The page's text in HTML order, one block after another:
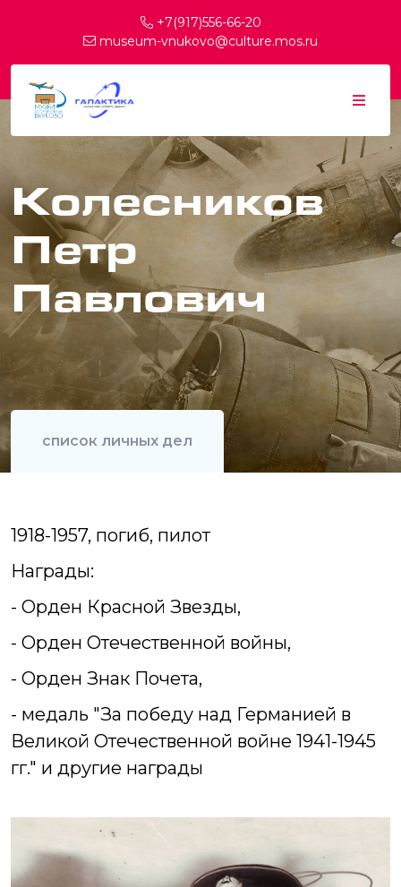
+7(917)556-66-20
museum-vnukovo@culture.mos.ru
Колесников
Петр
Павлович
список личных дел
1918-1957, погиб, пилот
Награды:
- Орден Красной Звезды,
- Орден Отечественной войны,
- Орден Знак Почета,
- медаль "За победу над Германией в
Великой Отечественной войне 1941-1945
гг." и другие награды